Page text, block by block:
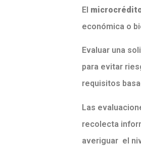
El
económica o
Evaluar una
para evitar
requisitos
Las
recolecta
averiguar el